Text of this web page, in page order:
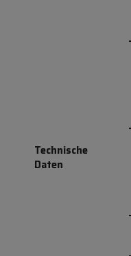
Technische
Daten